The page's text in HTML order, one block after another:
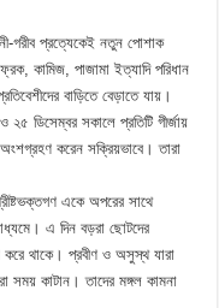
গরীব প্রত্যেকেই নতুন পোশাক
কামিজ, পাজামা ইত্যাদি পরিধান
বাড়িতে বেড়াতে যায়।
ডিসেম্বর সকালে প্রতিটি গীর্জায়
করেন সক্রিয়ভাবে। তারা
একে অপরের সাথে
এ দিন বড়রা ছোটদের
করে থাকে। প্রবীণ ও অসুস্থ যারা
সময় কাটান। তাদের মঙ্গল কামনা